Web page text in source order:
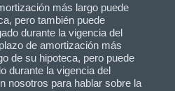
más largo puede
pero también puede
durante la vigencia del
de amortización más
de su hipoteca, pero puede
durante la vigencia del
nosotros para hablar sobre la